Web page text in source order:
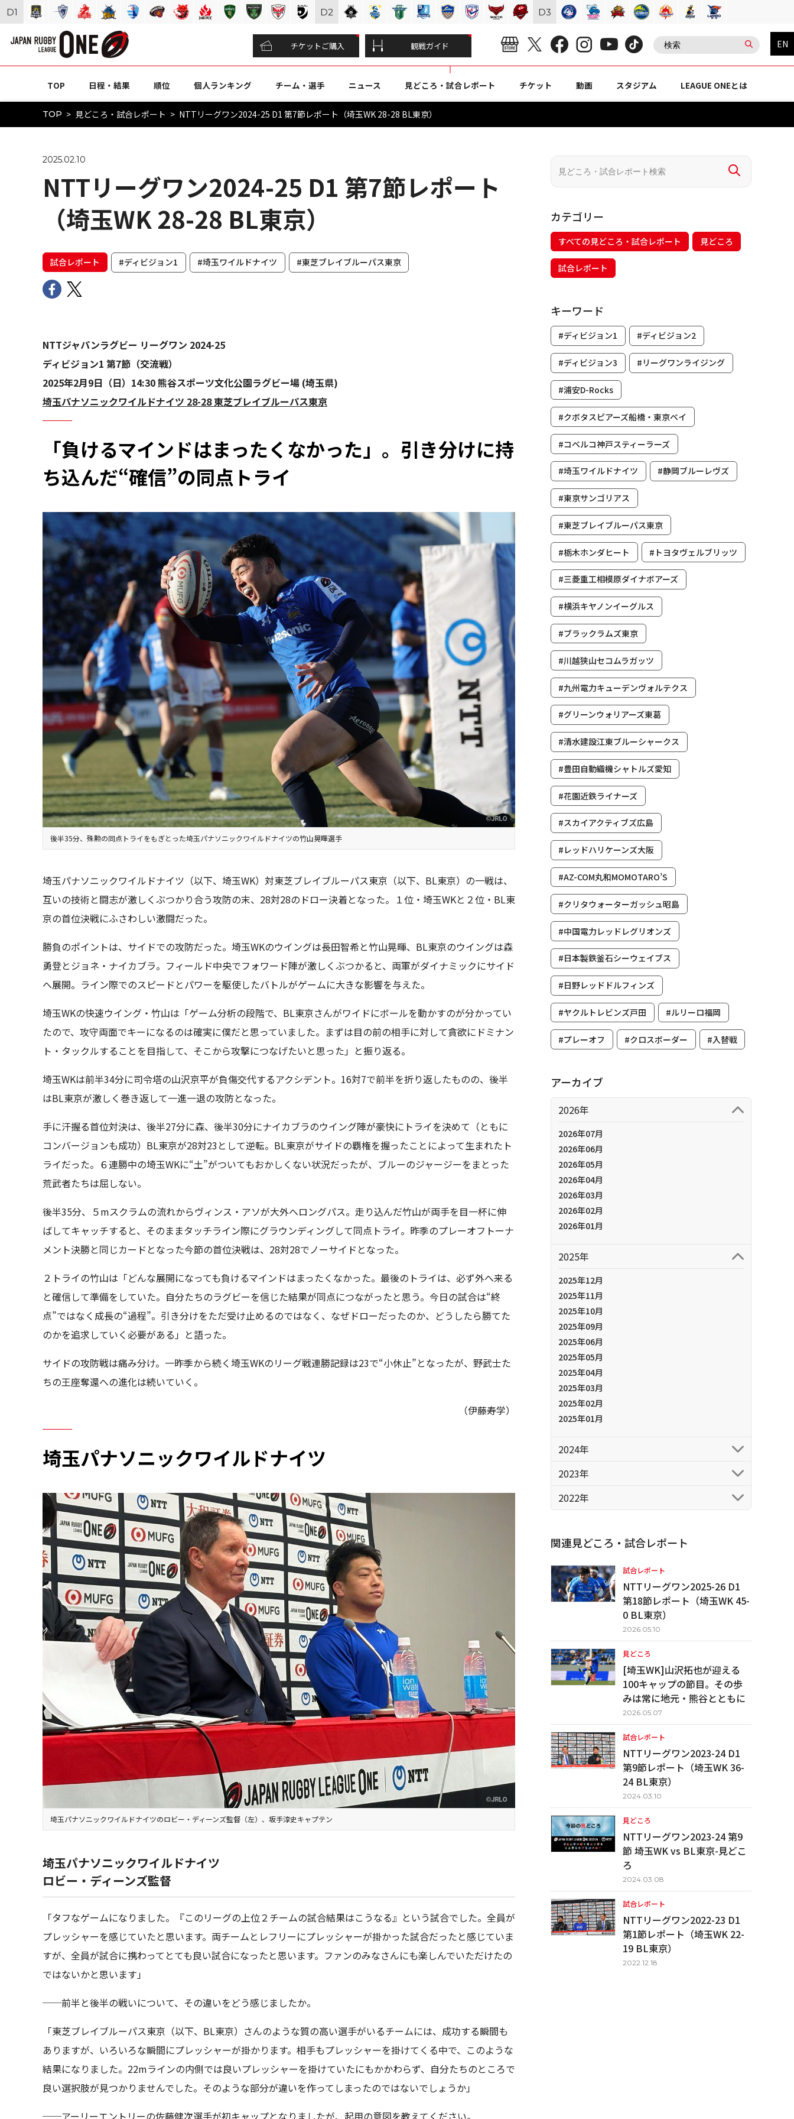
チケットご購入 観戦ガイド EN
TOP 日程・結果 順位 個人ランキング チーム・選手 ニュース 見どころ・試合レポート チケット 動画 スタジアム LEAGUE ONEとは
TOP 見どころ・試合レポート NTTリーグワン2024-25 D1 第7節レポート（埼玉WK 28-28 BL東京）
2025.02.10
NTTリーグワン2024-25 D1 第7節レポート
（埼玉WK 28-28 BL東京）
試合レポート #ディビジョン1 #埼玉ワイルドナイツ #東芝ブレイブルーパス東京
NTTジャパンラグビー リーグワン 2024-25
ディビジョン1 第7節（交流戦）
2025年2月9日（日）14:30 熊谷スポーツ文化公園ラグビー場 (埼玉県)
埼玉パナソニックワイルドナイツ 28-28 東芝ブレイブルーパス東京
「負けるマインドはまったくなかった」。引き分けに持
ち込んだ“確信”の同点トライ
後半35分、殊勲の同点トライをもぎとった埼玉パナソニックワイルドナイツの竹山晃暉選手
埼玉パナソニックワイルドナイツ（以下、埼玉WK）対東芝ブレイブルーパス東京（以下、BL東京）の一戦は、
互いの技術と闘志が激しくぶつかり合う攻防の末、28対28のドロー決着となった。１位・埼玉WKと２位・BL東
京の首位決戦にふさわしい激闘だった。
勝負のポイントは、サイドでの攻防だった。埼玉WKのウイングは長田智希と竹山晃暉、BL東京のウイングは森
勇登とジョネ・ナイカブラ。フィールド中央でフォワード陣が激しくぶつかると、両軍がダイナミックにサイド
へ展開。ライン際でのスピードとパワーを駆使したバトルがゲームに大きな影響を与えた。
埼玉WKの快速ウイング・竹山は「ゲーム分析の段階で、BL東京さんがワイドにボールを動かすのが分かってい
たので、攻守両面でキーになるのは確実に僕だと思っていました。まずは目の前の相手に対して貪欲にドミナン
ト・タックルすることを目指して、そこから攻撃につなげたいと思った」と振り返る。
埼玉WKは前半34分に司令塔の山沢京平が負傷交代するアクシデント。16対7で前半を折り返したものの、後半
はBL東京が激しく巻き返して一進一退の攻防となった。
手に汗握る首位対決は、後半27分に森、後半30分にナイカブラのウイング陣が豪快にトライを決めて（ともに
コンバージョンも成功）BL東京が28対23として逆転。BL東京がサイドの覇権を握ったことによって生まれたト
ライだった。６連勝中の埼玉WKに“土”がついてもおかしくない状況だったが、ブルーのジャージーをまとった
荒武者たちは屈しない。
後半35分、５mスクラムの流れからヴィンス・アソが大外へロングパス。走り込んだ竹山が両手を目一杯に伸
ばしてキャッチすると、そのままタッチライン際にグラウンディングして同点トライ。昨季のプレーオフトーナ
メント決勝と同じカードとなった今節の首位決戦は、28対28でノーサイドとなった。
２トライの竹山は「どんな展開になっても負けるマインドはまったくなかった。最後のトライは、必ず外へ来る
と確信して準備をしていた。自分たちのラグビーを信じた結果が同点につながったと思う。今日の試合は“終
点”ではなく成長の“過程”。引き分けをただ受け止めるのではなく、なぜドローだったのか、どうしたら勝てた
のかを追求していく必要がある」と語った。
サイドの攻防戦は痛み分け。一昨季から続く埼玉WKのリーグ戦連勝記録は23で“小休止”となったが、野武士た
ちの王座奪還への進化は続いていく。
（伊藤寿学）
埼玉パナソニックワイルドナイツ
埼玉パナソニックワイルドナイツのロビー・ディーンズ監督（左）、坂手淳史キャプテン
埼玉パナソニックワイルドナイツ
ロビー・ディーンズ監督
「タフなゲームになりました。『このリーグの上位２チームの試合結果はこうなる』という試合でした。全員が
プレッシャーを感じていたと思います。両チームとレフリーにプレッシャーが掛かった試合だったと感じていま
すが、全員が試合に携わってとても良い試合になったと思います。ファンのみなさんにも楽しんでいただけたの
ではないかと思います」
──前半と後半の戦いについて、その違いをどう感じましたか。
「東芝ブレイブルーパス東京（以下、BL東京）さんのような質の高い選手がいるチームには、成功する瞬間も
ありますが、いろいろな瞬間にプレッシャーが掛かります。相手もプレッシャーを掛けてくる中で、このような
結果になりました。22mラインの内側では良いプレッシャーを掛けていたにもかかわらず、自分たちのところで
良い選択肢が見つかりませんでした。そのような部分が違いを作ってしまったのではないでしょうか」
──アーリーエントリーの佐藤健次選手が初キャップとなりましたが、起用の意図を教えてください。
カテゴリー
すべての見どころ・試合レポート 見どころ
試合レポート
キーワード
#ディビジョン1 #ディビジョン2
#ディビジョン3 #リーグワンライジング
#浦安D-Rocks
#クボタスピアーズ船橋・東京ベイ
#コベルコ神戸スティーラーズ
#埼玉ワイルドナイツ #静岡ブルーレヴズ
#東京サンゴリアス
#東芝ブレイブルーパス東京
#栃木ホンダヒート #トヨタヴェルブリッツ
#三菱重工相模原ダイナボアーズ
#横浜キヤノンイーグルス
#ブラックラムズ東京
#川越狭山セコムラガッツ
#九州電力キューデンヴォルテクス
#グリーンウォリアーズ東葛
#清水建設江東ブルーシャークス
#豊田自動織機シャトルズ愛知
#花園近鉄ライナーズ
#スカイアクティブズ広島
#レッドハリケーンズ大阪
#AZ-COM丸和MOMOTARO’S
#クリタウォーターガッシュ昭島
#中国電力レッドレグリオンズ
#日本製鉄釜石シーウェイブス
#日野レッドドルフィンズ
#ヤクルトレビンズ戸田 #ルリーロ福岡
#プレーオフ #クロスボーダー #入替戦
アーカイブ
2026年
2026年07月
2026年06月
2026年05月
2026年04月
2026年03月
2026年02月
2026年01月
2025年
2025年12月
2025年11月
2025年10月
2025年09月
2025年06月
2025年05月
2025年04月
2025年03月
2025年02月
2025年01月
2024年
2023年
2022年
関連見どころ・試合レポート
試合レポート
NTTリーグワン2025-26 D1
第18節レポート（埼玉WK 45-
0 BL東京）
2026.05.10
見どころ
[埼玉WK]山沢拓也が迎える
100キャップの節目。その歩
みは常に地元・熊谷とともに
2026.05.07
試合レポート
NTTリーグワン2023-24 D1
第9節レポート（埼玉WK 36-
24 BL東京）
2024.03.10
見どころ
NTTリーグワン2023-24 第9
節 埼玉WK vs BL東京-見どこ
ろ
2024.03.08
試合レポート
NTTリーグワン2022-23 D1
第1節レポート（埼玉WK 22-
19 BL東京）
2022.12.18
D1 D2 D3